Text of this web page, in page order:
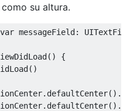
su altura.
var messageField:
()
{
()
. defaultCenter().
. defaultCenter().